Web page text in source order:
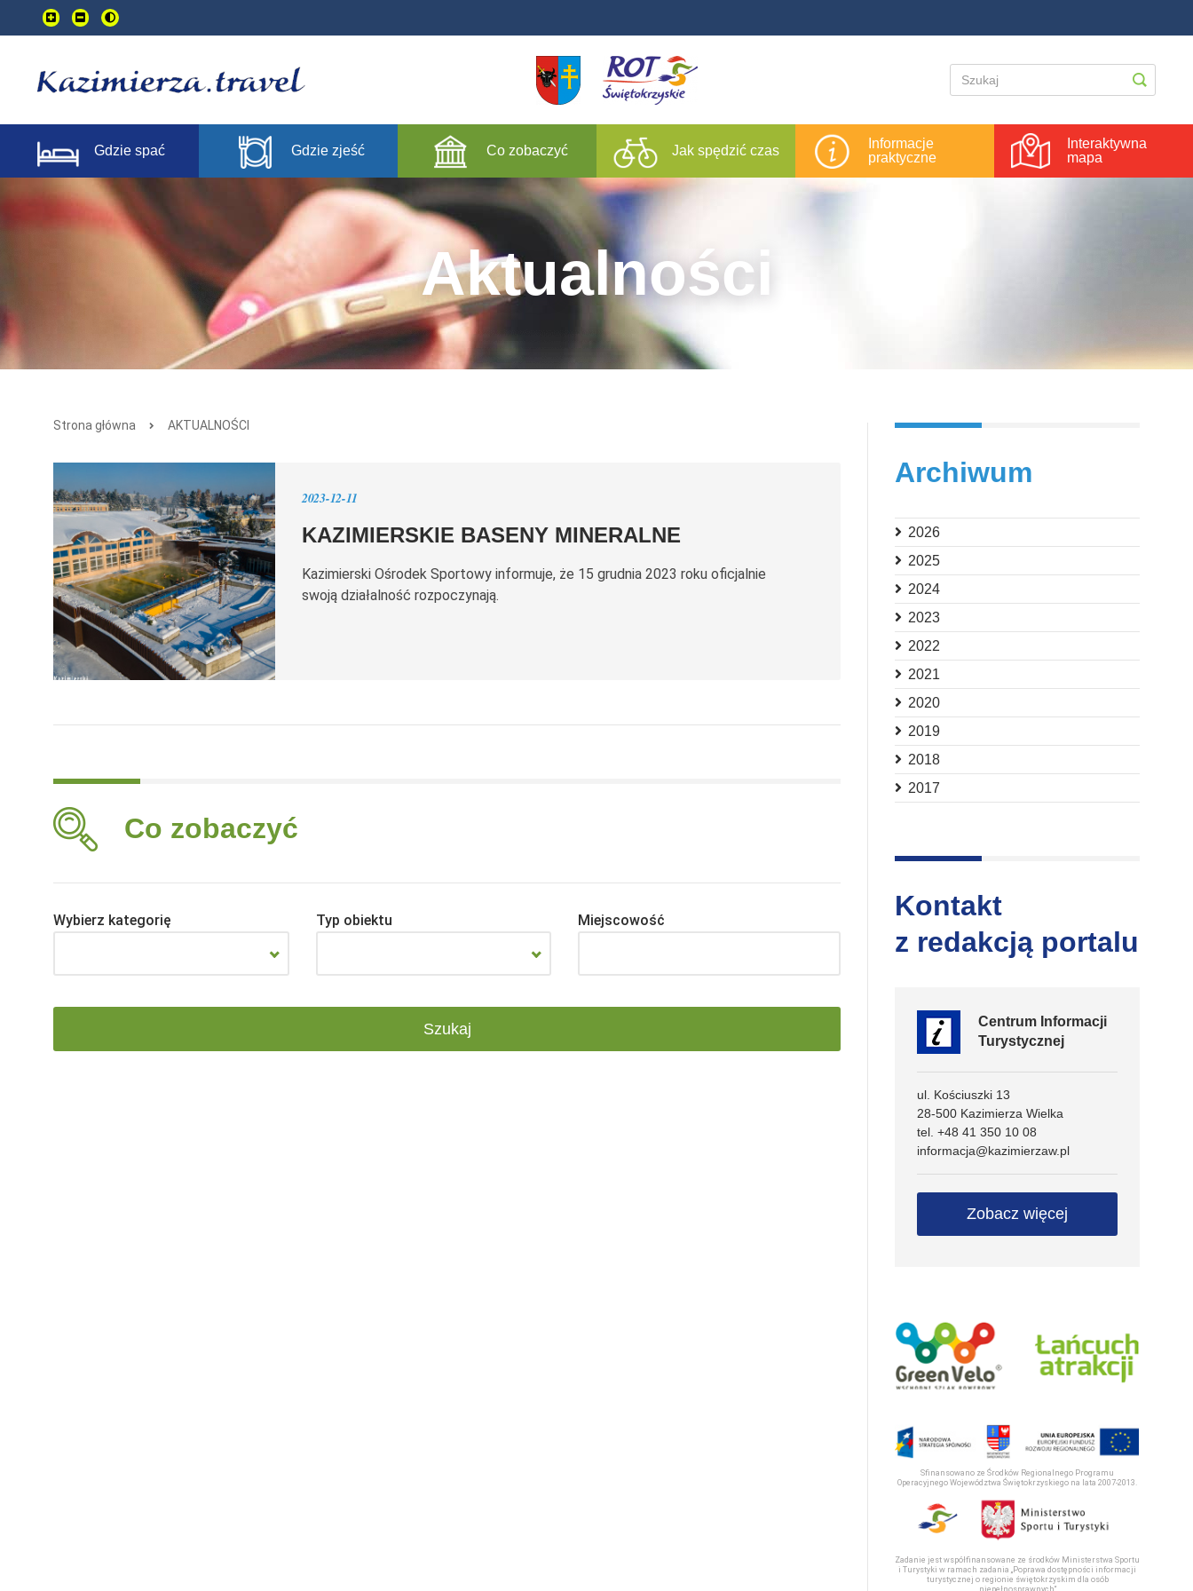
Przejdź
do
treści
głownej
Gdzie spać Gdzie zjeść Co zobaczyć Jak spędzić czas
Informacje
praktyczne
Interaktywna
mapa
Aktualności
Strona główna AKTUALNOŚCI
2023-12-11
KAZIMIERSKIE BASENY MINERALNE
Kazimierski Ośrodek Sportowy informuje, że 15 grudnia 2023 roku oficjalnie
swoją działalność rozpoczynają.
Co zobaczyć
Wybierz kategorię Typ obiektu Miejscowość
Archiwum
2026
2025
2024
2023
2022
2021
2020
2019
2018
2017
Kontakt
z redakcją portalu
Centrum Informacji
Turystycznej
ul. Kościuszki 13
28-500 Kazimierza Wielka
tel. +48 41 350 10 08
informacja@kazimierzaw.pl
Zobacz więcej
Sfinansowano ze Środków Regionalnego Programu
Operacyjnego Województwa Świętokrzyskiego na lata 2007-2013.
Zadanie jest współfinansowane ze środków Ministerstwa Sportu
i Turystyki w ramach zadania „Poprawa dostępności informacji
turystycznej o regionie świętokrzyskim dla osób